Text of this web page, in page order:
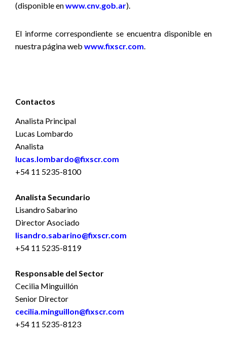
(disponible enwww.cnv.gob.ar).
El informe correspondiente se encuentra disponible en
nuestra página web www.fixscr.com.
Contactos
Analista Principal
Lucas Lombardo
Analista
lucas.lombardo@fixscr.com
+54 11 5235-8100
Analista Secundario
Lisandro Sabarino
Director Asociado
lisandro.sabarino@fixscr.com
+54 11 5235-8119
Responsable del Sector
Cecilia Minguillón
Senior Director
cecilia.minguillon@fixscr.com
+54 11 5235-8123